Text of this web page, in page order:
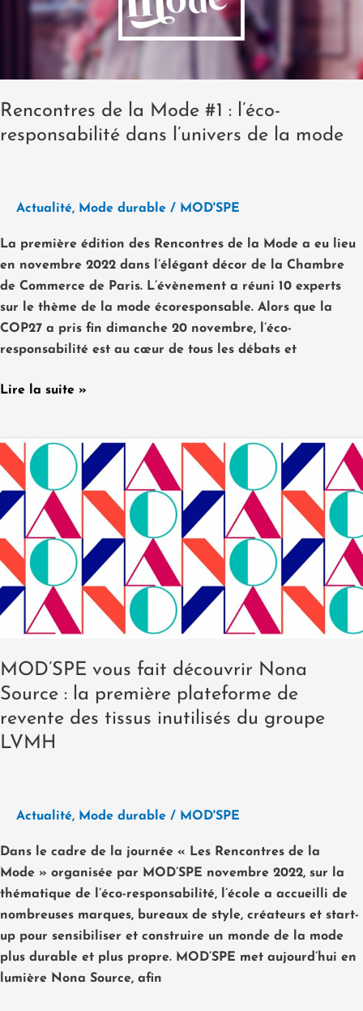
Rencontres de la Mode #1 : l’éco-
responsabilité dans l’univers de la mode
Actualité, Mode durable / MOD'SPE
La première édition des Rencontres de la Mode a eu lieu
en novembre 2022 dans l’élégant décor de la Chambre
de Commerce de Paris. L’évènement a réuni 10 experts
sur le thème de la mode écoresponsable. Alors que la
COP27 a pris fin dimanche 20 novembre, l’éco-
responsabilité est au cœur de tous les débats et
l’éco-
responsabilité
la
mode
Lire la suite »
MOD’SPE vous fait découvrir Nona
Source : la première plateforme de
revente des tissus inutilisés du groupe
LVMH
Actualité, Mode durable / MOD'SPE
Dans le cadre de la journée « Les Rencontres de la
Mode » organisée par MOD’SPE novembre 2022, sur la
thématique de l’éco-responsabilité, l’école a accueilli de
nombreuses marques, bureaux de style, créateurs et start-
up pour sensibiliser et construire un monde de la mode
plus durable et plus propre. MOD’SPE met aujourd’hui en
lumière Nona Source, afin
MOD’SPE
vous
fait
découvrir
Nona
Source
première
plateforme
de
revente
des
tissus
inutilisés